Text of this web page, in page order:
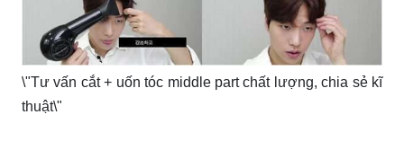
\"Tư vấn cắt + uốn tóc middle part chất lượng, chia sẻ kĩ
thuật\"